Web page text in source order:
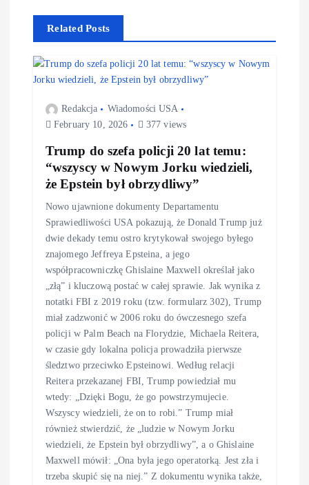
Related Posts
Redakcja
Wiadomości USA
February 10, 2026
377 views
Trump do szefa policji 20 lat temu:
“wszyscy w Nowym Jorku wiedzieli,
że Epstein był obrzydliwy”
Nowo ujawnione dokumenty Departamentu
Sprawiedliwości USA pokazują, że Donald Trump już
dwie dekady temu ostro krytykował swojego byłego
znajomego Jeffreya Epsteina, a jego
współpracowniczkę Ghislaine Maxwell określał jako
„złą” i kluczową postać w całej sprawie. Jak wynika z
notatki FBI z 2019 roku (tzw. formularz 302), Trump
miał zadzwonić w 2006 roku do ówczesnego szefa
policji w Palm Beach na Florydzie, Michaela Reitera,
w czasie gdy lokalna policja prowadziła pierwsze
śledztwo przeciwko Epsteinowi. Według relacji
Reitera przekazanej FBI, Trump powiedział mu
wtedy: „Dzięki Bogu, że go powstrzymujecie.
Wszyscy wiedzieli, że on to robi.” Trump miał
również stwierdzić, że „ludzie w Nowym Jorku
wiedzieli, że Epstein był obrzydliwy”, a o Ghislaine
Maxwell mówił: „Ona była jego operatorką. Jest zła i
trzeba skupić się na niej.” Z dokumentu wynika także,